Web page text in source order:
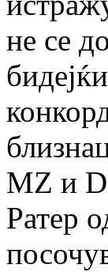
не се
MZ и
Ратер